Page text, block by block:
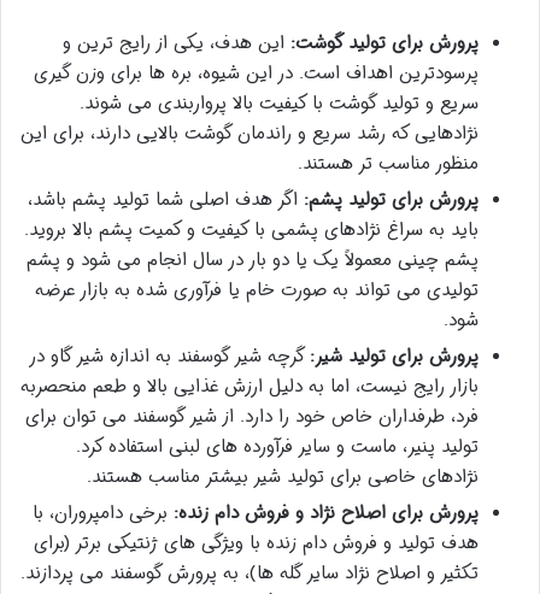
پرورش برای تولید گوشت: این هدف، یکی از رایج ترین و
پرسودترین اهداف است. در این شیوه، بره ها برای وزن گیری
سریع و تولید گوشت با کیفیت بالا پرواربندی می شوند.
نژادهایی که رشد سریع و راندمان گوشت بالایی دارند، برای این
منظور مناسب تر هستند.
پرورش برای تولید پشم: اگر هدف اصلی شما تولید پشم باشد،
باید به سراغ نژادهای پشمی با کیفیت و کمیت پشم بالا بروید.
پشم چینی معمولاً یک یا دو بار در سال انجام می شود و پشم
تولیدی می تواند به صورت خام یا فرآوری شده به بازار عرضه
شود.
پرورش برای تولید شیر:گرچه شیر گوسفند به اندازه شیر گاو در
بازار رایج نیست، اما به دلیل ارزش غذایی بالا و طعم منحصربه
فرد، طرفداران خاص خود را دارد. از شیر گوسفند می توان برای
تولید پنیر، ماست و سایر فرآورده های لبنی استفاده کرد.
نژادهای خاصی برای تولید شیر بیشتر مناسب هستند.
پرورش برای اصلاح نژاد و فروش دام زنده: برخی دامپروران، با
هدف تولید و فروش دام زنده با ویژگی های ژنتیکی برتر (برای
تکثیر و اصلاح نژاد سایر گله ها)، به پرورش گوسفند می پردازند.